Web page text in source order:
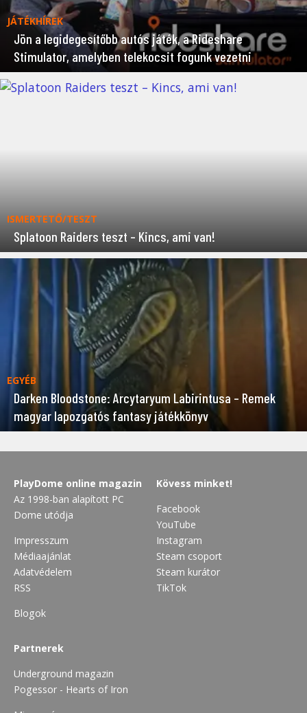
JÁTÉKHÍREK
Jön a legidegesítőbb autós játék, a Rideshare
Stimulator, amelyben telekocsit fogunk vezetni
ISMERTETŐ/TESZT
Splatoon Raiders teszt – Kincs, ami van!
EGYÉB
Darken Bloodstone: Arcytaryum Labirintusa – Remek
magyar lapozgatós fantasy játékkönyv
PlayDome online magazin
Az 1998-ban alapított PC
Dome utódja
Impresszum
Médiaajánlat
Adatvédelem
RSS
Blogok
Kövess minket!
Facebook
YouTube
Instagram
Steam csoport
Steam kurátor
TikTok
Partnerek
Underground magazin
Pogessor - Hearts of Iron